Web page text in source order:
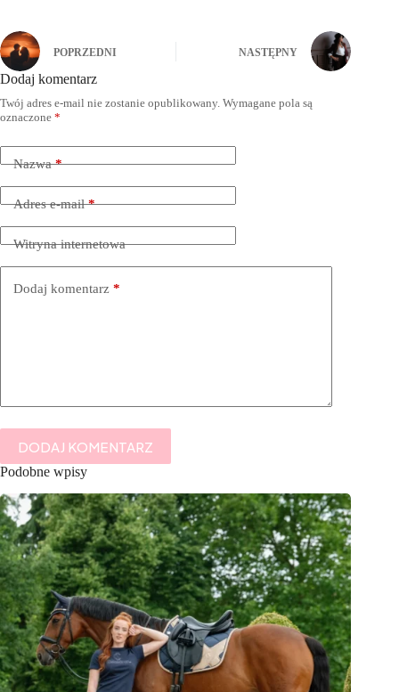
POPRZEDNI NASTĘPNY
Dodaj komentarz
Twój adres e-mail nie zostanie opublikowany. Wymagane pola są
oznaczone *
Nazwa*
Adres e-mail*
Witryna internetowa
Dodaj komentarz *
DODAJ KOMENTARZ
Podobne wpisy